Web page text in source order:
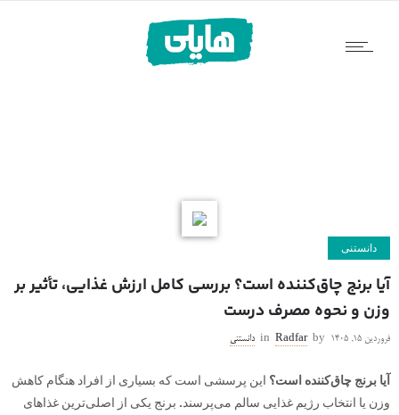
دانستنی
آیا برنج چاق‌کننده است؟ بررسی کامل ارزش غذایی، تأثیر بر
وزن و نحوه مصرف درست
فروردین ۱۵, ۱۴۰۵ by
Radfar
in دانستنی
آیا برنج چاق‌کننده است؟ این پرسشی است که بسیاری از افراد هنگام کاهش
وزن یا انتخاب رژیم غذایی سالم می‌پرسند. برنج یکی از اصلی‌ترین غذاهای